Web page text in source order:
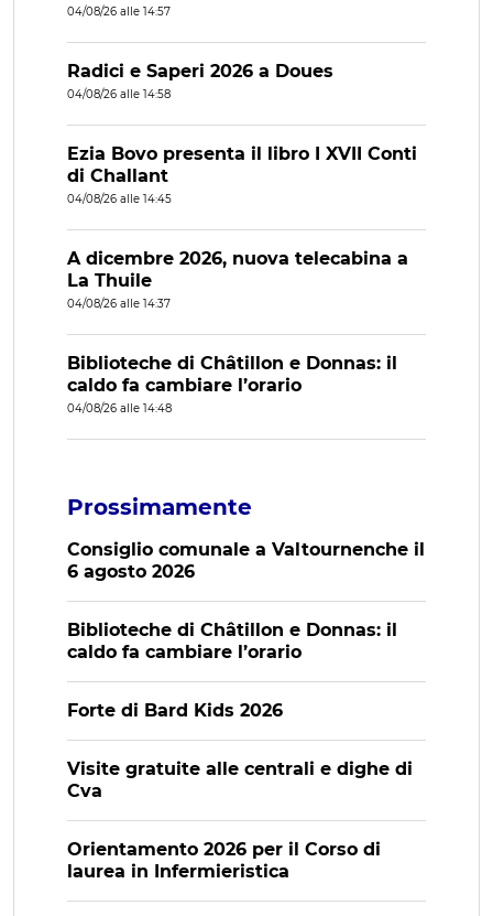
04/08/26 alle 14:57
Radici e Saperi 2026 a Doues
04/08/26 alle 14:58
Ezia Bovo presenta il libro I XVII Conti
di Challant
04/08/26 alle 14:45
A dicembre 2026, nuova telecabina a
La Thuile
04/08/26 alle 14:37
Biblioteche di Châtillon e Donnas: il
caldo fa cambiare l’orario
04/08/26 alle 14:48
Prossimamente
Consiglio comunale a Valtournenche il
6 agosto 2026
Biblioteche di Châtillon e Donnas: il
caldo fa cambiare l’orario
Forte di Bard Kids 2026
Visite gratuite alle centrali e dighe di
Cva
Orientamento 2026 per il Corso di
laurea in Infermieristica